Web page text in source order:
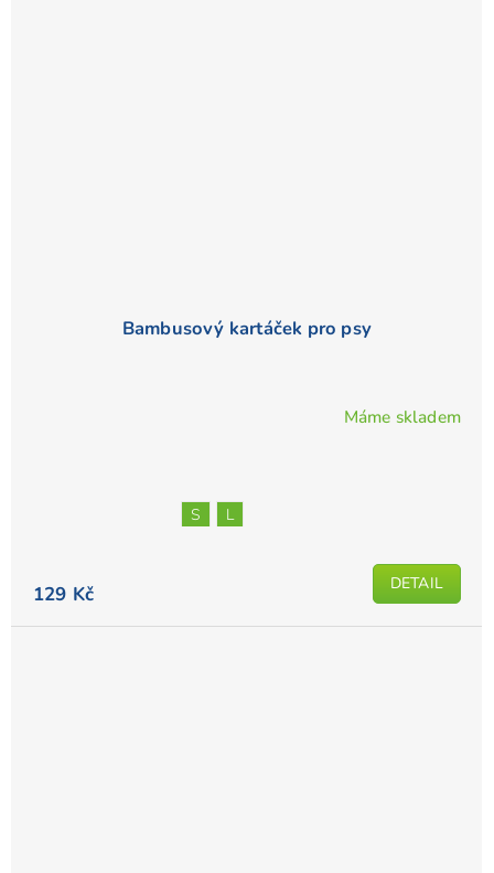
Bambusový kartáček pro psy
Máme skladem
129 Kč DETAIL
S L